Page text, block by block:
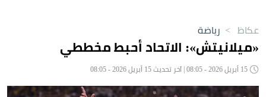
عكاظ > رياضة
«ميلانيتش»: الاتحاد أحبط مخططي